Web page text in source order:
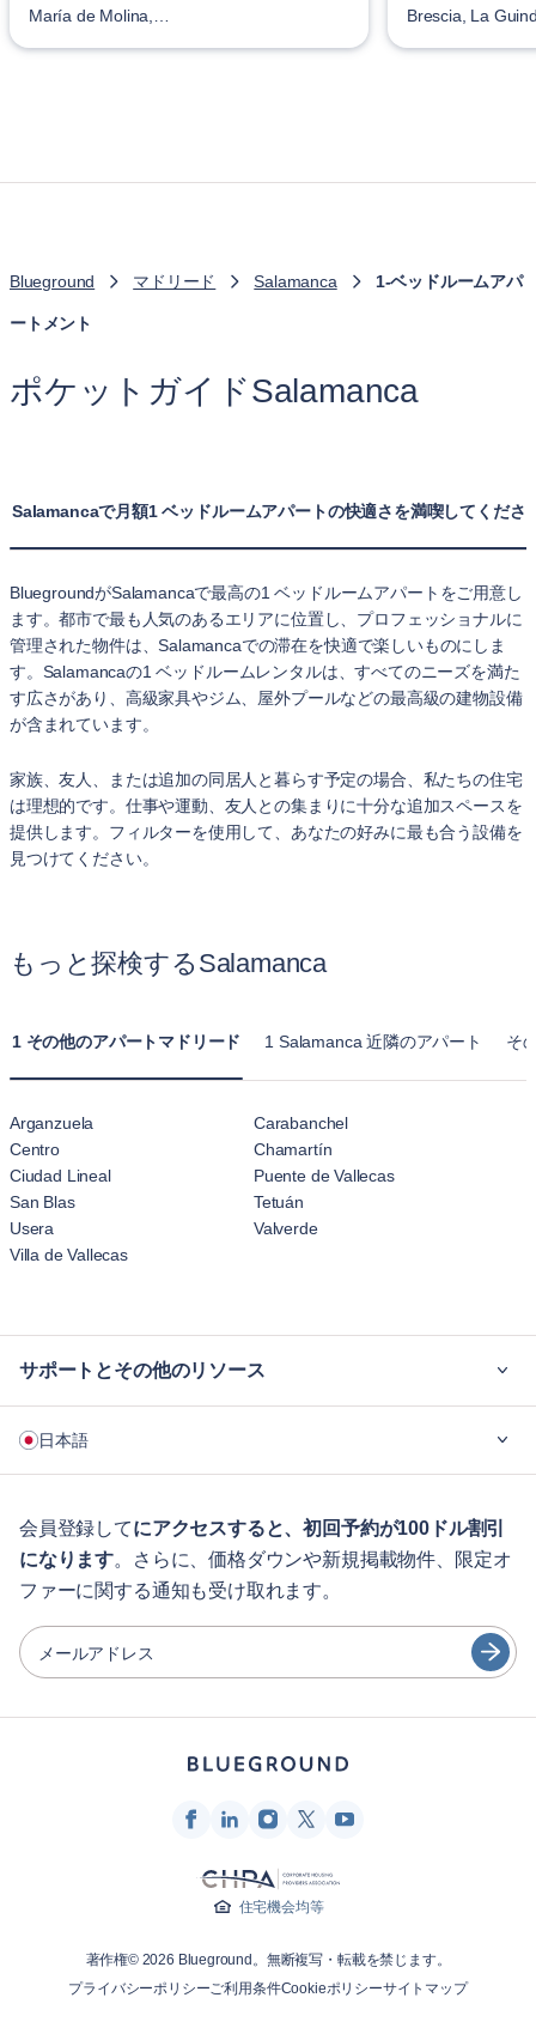
María de Molina,
Brescia, La
Blueground マドリード Salamanca 1-ベッドルームアパ
ートメント
ポケットガイドSalamanca
Salamancaで月額1 ベッドルームアパートの快適さを満喫してくださ
BluegroundがSalamancaで最高の1 ベッドルームアパートをご用意し
ます。都市で最も人気のあるエリアに位置し、プロフェッショナルに
管理された物件は、Salamancaでの滞在を快適で楽しいものにしま
す。Salamancaの1 ベッドルームレンタルは、すべてのニーズを満た
す広さがあり、高級家具やジム、屋外プールなどの最高級の建物設備
が含まれています。
家族、友人、または追加の同居人と暮らす予定の場合、私たちの住宅
は理想的です。仕事や運動、友人との集まりに十分な追加スペースを
提供します。フィルターを使用して、あなたの好みに最も合う設備を
見つけてください。
もっと探検するSalamanca
1 その他のアパートマドリード 1 Salamanca 近隣のアパート そ
Arganzuela
Carabanchel
Centro
Chamartín
Ciudad Lineal
Puente de Vallecas
San Blas
Tetuán
Usera
Valverde
Villa de Vallecas
サポートとその他のリソース
企業向け
ゲスト向け特典サービス
シティガイド
パートナー
家具レンタル事業者
インフルエンサー＆アフィリエイト
ニュースルーム
日本語
English
Português
Español
会員登録してにアクセスすると、初回予約が100ドル割引
になります。さらに、価格ダウンや新規掲載物件、限定オ
ファーに関する通知も受け取れます。
メールアドレス
住宅機会均等
著作権© 2026 Blueground。無断複写・転載を禁じます。
プライバシーポリシーご利用条件Cookieポリシーサイトマップ